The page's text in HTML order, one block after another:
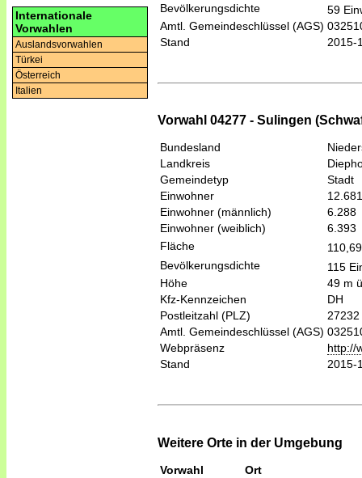
Internationale
Vorwahlen
Auslandsvorwahlen
Türkei
Österreich
Italien
Bevölkerungsdichte
59
Amtl. Gemeindeschlüssel (AGS)
Stand
2015-
Vorwahl 04277 - Sulingen
Bundesland
Landkreis
Gemeindetyp
Stadt
Einwohner
12.681
Einwohner (männlich)
6.288
Einwohner (weiblich)
6.393
Fläche
Bevölkerungsdichte
115
Höhe
49 m
Kfz-Kennzeichen
DH
Postleitzahl (PLZ)
27232
Amtl. Gemeindeschlüssel (AGS)
Webpräsenz
http://
Stand
2015-
Weitere Orte in der Umgebung
Vorwahl
Ort